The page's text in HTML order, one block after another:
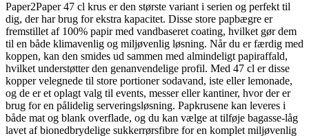
Paper2Paper 47 cl krus er den største variant i serien og perfekt til
dig, der har brug for ekstra kapacitet. Disse store papbægre er
fremstillet af 100% papir med vandbaseret coating, hvilket gør dem
til en både klimavenlig og miljøvenlig løsning. Når du er færdig med
koppen, kan den smides ud sammen med almindeligt papiraffald,
hvilket understøtter den genanvendelige profil. Med 47 cl er disse
kopper velegnede til store portioner sodavand, iste eller lemonade,
og de er et oplagt valg til events, messer eller kantiner, hvor der er
brug for en pålidelig serveringsløsning. Papkrusene kan leveres i
både mat og blank overflade, og du kan vælge at tilføje bagasse-låg
lavet af bionedbrydelige sukkerrørsfibre for en komplet miljøvenlig